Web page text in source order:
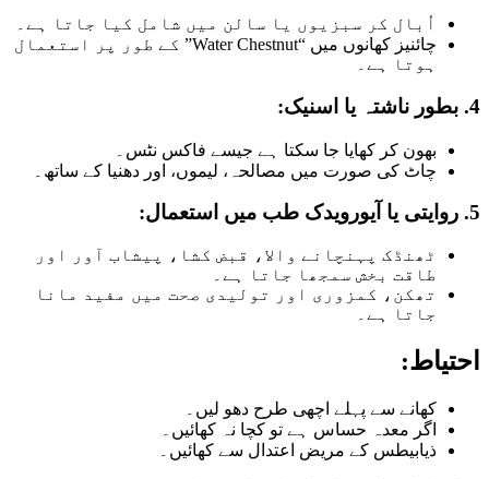
اُبال کر سبزیوں یا سالن میں شامل کیا جاتا ہے۔
چائنیز کھانوں میں “Water Chestnut” کے طور پر استعمال
ہوتا ہے۔
4. بطور ناشتہ یا اسنیک:
بھون کر کھایا جا سکتا ہے جیسے فاکس نٹس۔
چاٹ کی صورت میں مصالحہ، لیموں، اور دھنیا کے ساتھ۔
5. روایتی یا آیورویدک طب میں استعمال:
ٹھنڈک پہنچانے والا، قبض کشا، پیشاب آور اور
طاقت بخش سمجھا جاتا ہے۔
تھکن، کمزوری اور تولیدی صحت میں مفید مانا
جاتا ہے۔
احتیاط:
کھانے سے پہلے اچھی طرح دھو لیں۔
اگر معدہ حساس ہے تو کچا نہ کھائیں۔
ذیابیطس کے مریض اعتدال سے کھائیں۔